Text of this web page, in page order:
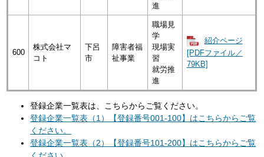
進
600
株式会社マ
コト
下呂
市
障害者福
祉事業
職場見
学
現場実
習
就労推
進
紹介ページ
[PDFファイル／
79KB]
登録企業一覧表は、こちらからご覧ください。
登録企業一覧表（1）【登録番号001-100】はこちらからご覧
ください。
登録企業一覧表（2）【登録番号101-200】はこちらからご覧